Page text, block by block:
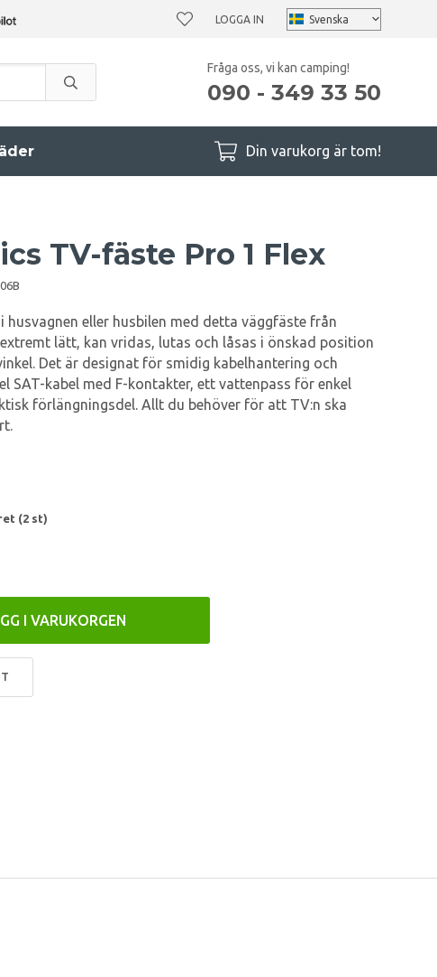
LOGGA IN
Fråga oss, vi kan camping!
090 - 349 33 50
Din varukorg är tom!
TV-fäste Pro 1 Flex
husvagnen eller husbilen med detta väggfäste från
lätt, kan vridas, lutas och låsas i önskad position
Det är designat för smidig kabelhantering och
SAT-kabel med F-kontakter, ett vattenpass för enkel
förlängningsdel. Allt du behöver för att TV:n ska
(2 st)
I VARUKORGEN